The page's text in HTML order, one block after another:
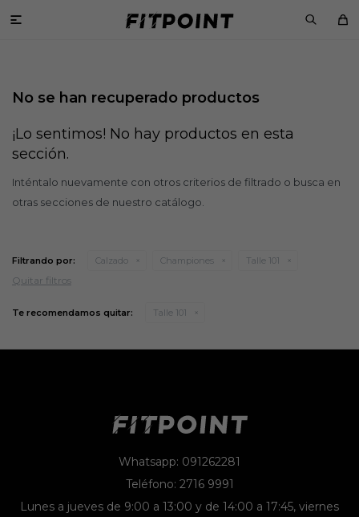

No se han recuperado productos
¡Lo sentimos! No hay productos en esta
sección.
Inténtalo nuevamente con otros criterios de filtrado o busca en
otras secciones de nuestro catálogo.
Filtrando por: Calzado Championes Talle 101
Quitar filtros
Te recomendamos quitar: Talle 101
Whatsapp: 091262281
Teléfono: 2716 9991
Lunes a jueves de 9:00 a 13:00 y de 14:00 a 17:45, viernes